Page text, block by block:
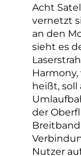
Acht
vernetzt
an den
sieht es
heißt,
der
Nutzer